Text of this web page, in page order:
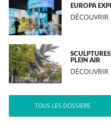
EUROPA
DÉCOUVRIR
PLEIN AIR
DÉCOUVRIR
TOUS LES DOSSIERS